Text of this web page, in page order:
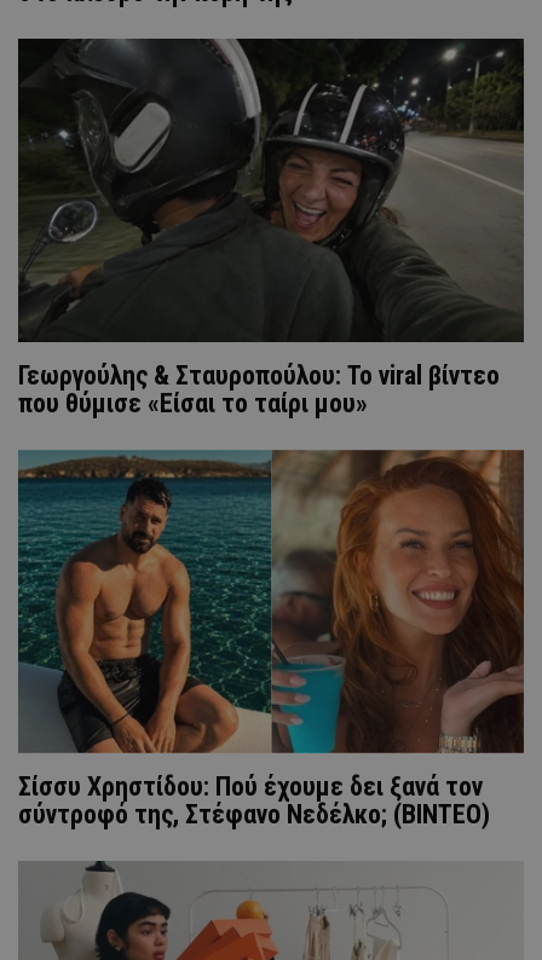
Γεωργούλης & Σταυροπούλου: Το viral βίντεο
που θύμισε «Είσαι το ταίρι μου»
Σίσσυ Χρηστίδου: Πού έχουμε δει ξανά τον
σύντροφό της, Στέφανο Νεδέλκο; (ΒΙΝΤΕΟ)